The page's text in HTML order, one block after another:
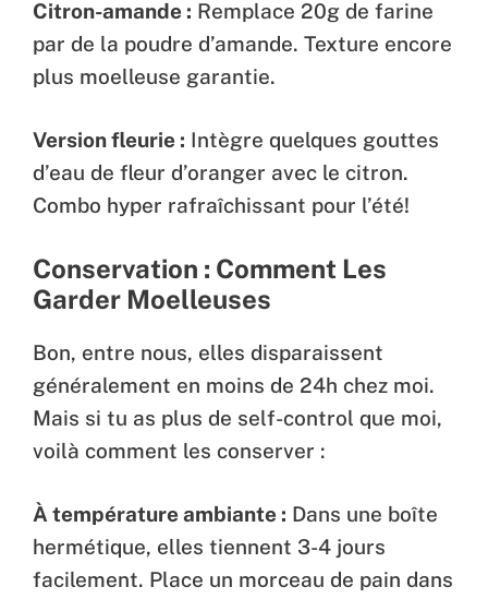
Citron-amande : Remplace 20g de farine
par de la poudre d’amande. Texture encore
plus moelleuse garantie.
Version fleurie : Intègre quelques gouttes
d’eau de fleur d’oranger avec le citron.
Combo hyper rafraîchissant pour l’été!
Conservation : Comment Les
Garder Moelleuses
Bon, entre nous, elles disparaissent
généralement en moins de 24h chez moi.
Mais si tu as plus de self-control que moi,
voilà comment les conserver :
À température ambiante : Dans une boîte
hermétique, elles tiennent 3-4 jours
facilement. Place un morceau de pain dans